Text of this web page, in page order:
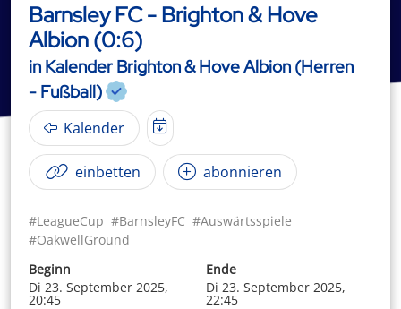
Barnsley FC - Brighton & Hove
Albion (0:6)
in Kalender Brighton & Hove Albion (Herren
- Fußball)
Kalender
einbetten abonnieren
#LeagueCup #BarnsleyFC #Auswärtsspiele
#OakwellGround
Beginn
Di 23. September 2025,
20:45
Ende
Di 23. September 2025,
22:45